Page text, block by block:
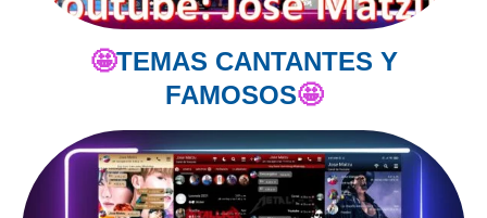
🤩TEMAS CANTANTES Y
FAMOSOS🤩